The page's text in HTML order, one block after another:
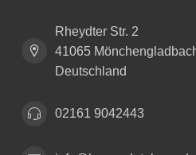
Rheydter Str. 2
41065
Deutschland
02161 9042443